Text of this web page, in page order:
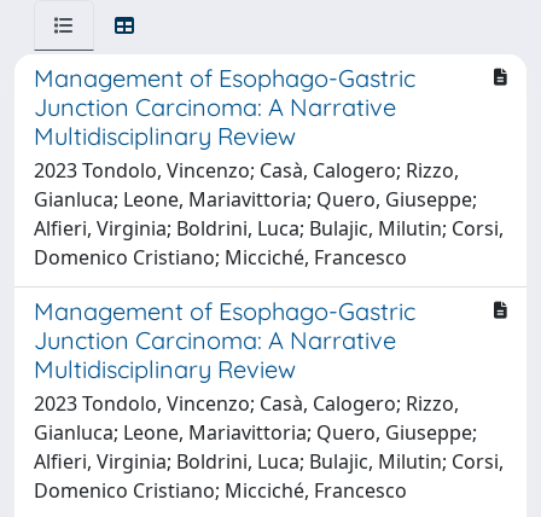
Management of Esophago-Gastric
Junction Carcinoma: A Narrative
Multidisciplinary Review
2023 Tondolo, Vincenzo; Casà, Calogero; Rizzo,
Gianluca; Leone, Mariavittoria; Quero, Giuseppe;
Alfieri, Virginia; Boldrini, Luca; Bulajic, Milutin; Corsi,
Domenico Cristiano; Micciché, Francesco
Management of Esophago-Gastric
Junction Carcinoma: A Narrative
Multidisciplinary Review
2023 Tondolo, Vincenzo; Casà, Calogero; Rizzo,
Gianluca; Leone, Mariavittoria; Quero, Giuseppe;
Alfieri, Virginia; Boldrini, Luca; Bulajic, Milutin; Corsi,
Domenico Cristiano; Micciché, Francesco